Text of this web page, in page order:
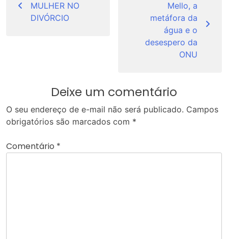
PostMULHER NO
DIVÓRCIO
Mello, a
metáfora da
água e o
desespero da
ONU
Deixe um comentário
O seu endereço de e-mail não será publicado. Campos
obrigatórios são marcados com *
Comentário *